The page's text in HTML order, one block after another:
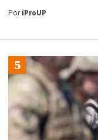
PoriProUP